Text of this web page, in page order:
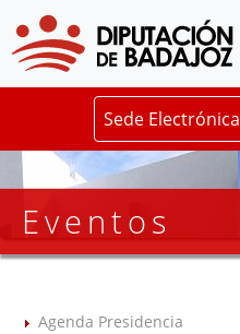
Sede Electrónica
Eventos
Agenda Presidencia